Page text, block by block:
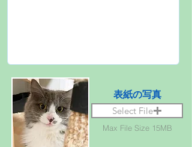
表紙の写真
Select File
Max File Size 15MB